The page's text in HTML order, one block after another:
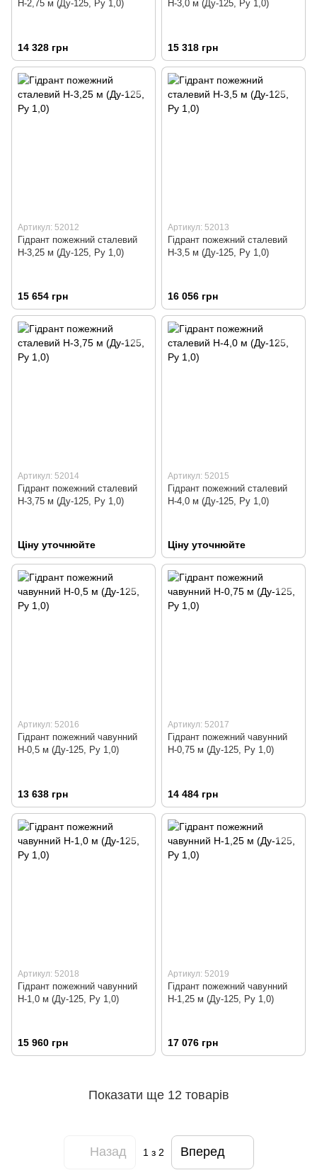
Н-2,75 м (Ду-125, Ру 1,0)
14 328 грн
Н-3,0 м (Ду-125, Ру 1,0)
15 318 грн
Артикул: 52012
Гідрант пожежний сталевий
Н-3,25 м (Ду-125, Ру 1,0)
15 654 грн
Артикул: 52013
Гідрант пожежний сталевий
Н-3,5 м (Ду-125, Ру 1,0)
16 056 грн
Артикул: 52014
Гідрант пожежний сталевий
Н-3,75 м (Ду-125, Ру 1,0)
Ціну уточнюйте
Артикул: 52015
Гідрант пожежний сталевий
Н-4,0 м (Ду-125, Ру 1,0)
Ціну уточнюйте
Артикул: 52016
Гідрант пожежний чавунний
Н-0,5 м (Ду-125, Ру 1,0)
13 638 грн
Артикул: 52017
Гідрант пожежний чавунний
Н-0,75 м (Ду-125, Ру 1,0)
14 484 грн
Артикул: 52018
Гідрант пожежний чавунний
Н-1,0 м (Ду-125, Ру 1,0)
15 960 грн
Артикул: 52019
Гідрант пожежний чавунний
Н-1,25 м (Ду-125, Ру 1,0)
17 076 грн
Показати ще 12 товарів
Назад 1 з 2 Вперед